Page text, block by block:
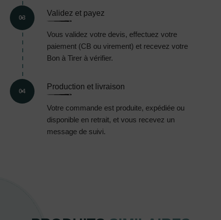
03
Validez et payez
Vous validez votre devis, effectuez votre
paiement (CB ou virement) et recevez votre
Bon à Tirer à vérifier.
04
Production et livraison
Votre commande est produite, expédiée ou
disponible en retrait, et vous recevez un
message de suivi.